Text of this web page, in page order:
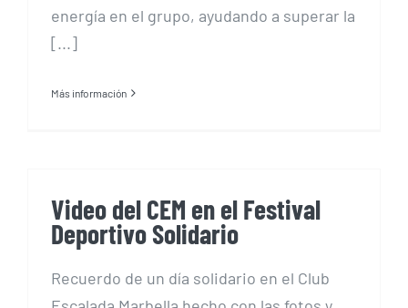
energía en el grupo, ayudando a superar la
[...]
Más información
Video del CEM en el Festival
Deportivo Solidario
Recuerdo de un día solidario en el Club